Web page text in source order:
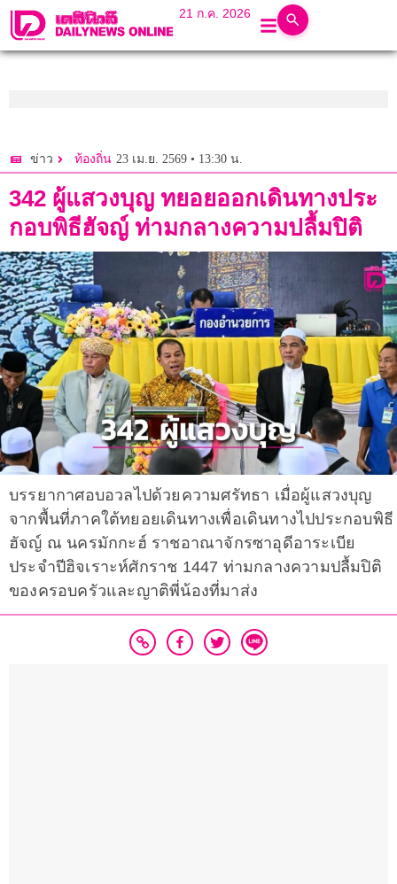
21 ก.ค. 2026
ข่าว ท้องถิ่น 23 เม.ย. 2569 • 13:30 น.
342 ผู้แสวงบุญ ทยอยออกเดินทางประ
กอบพิธีฮัจญ์ ท่ามกลางความปลื้มปิติ
บรรยากาศอบอวลไปด้วยความศรัทธา เมื่อผู้แสวงบุญ
จากพื้นที่ภาคใต้ทยอยเดินทางเพื่อเดินทางไปประกอบพิธี
ฮัจญ์ ณ นครมักกะฮ์ ราชอาณาจักรซาอุดีอาระเบีย
ประจำปีฮิจเราะห์ศักราช 1447 ท่ามกลางความปลื้มปิติ
ของครอบครัวและญาติพี่น้องที่มาส่ง